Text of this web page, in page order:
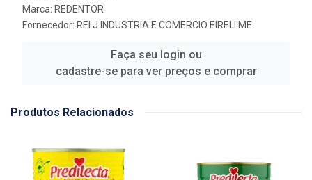
Marca: REDENTOR
Fornecedor: REI J INDUSTRIA E COMERCIO EIRELI ME
Faça seu login ou
cadastre-se para ver preços e comprar
Produtos Relacionados